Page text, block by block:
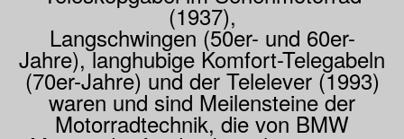
(1937),
Langschwingen (50er- und 60er-
Jahre), langhubige Komfort-Telegabeln
(70er-Jahre) und der Telelever (1993)
waren und sind Meilensteine der
Motorradtechnik, die von BMW